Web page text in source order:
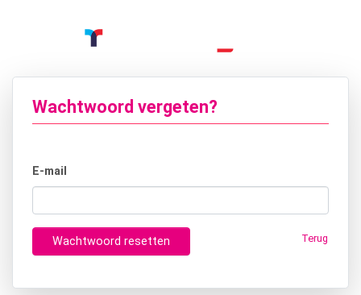
Wachtwoord vergeten?
E-mail
Wachtwoord resetten Terug